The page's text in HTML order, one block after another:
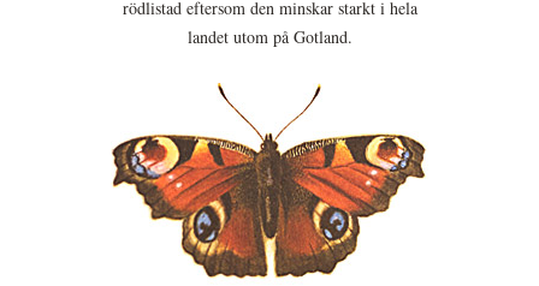
rödlistad eftersom den minskar starkt i hela
landet utom på Gotland.